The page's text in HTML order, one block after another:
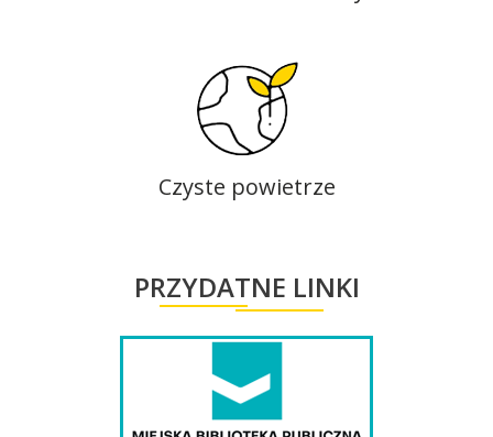
Czyste powietrze
PRZYDATNE LINKI